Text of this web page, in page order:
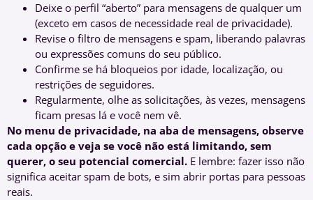
Deixe o perfil “aberto” para mensagens de qualquer um
(exceto em casos de necessidade real de privacidade).
Revise o filtro de mensagens e spam, liberando palavras
ou expressões comuns do seu público.
Confirme se há bloqueios por idade, localização, ou
restrições de seguidores.
Regularmente, olhe as solicitações, às vezes, mensagens
ficam presas lá e você nem vê.
No menu de privacidade, na aba de mensagens, observe
cada opção e veja se você não está limitando, sem
querer, o seu potencial comercial. E lembre: fazer isso não
significa aceitar spam de bots, e sim abrir portas para pessoas
reais.